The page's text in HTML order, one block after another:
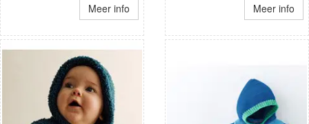
Meer info Meer info